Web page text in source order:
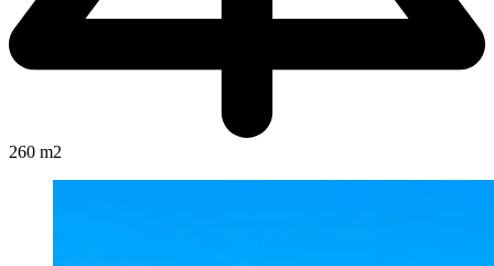
260 m2